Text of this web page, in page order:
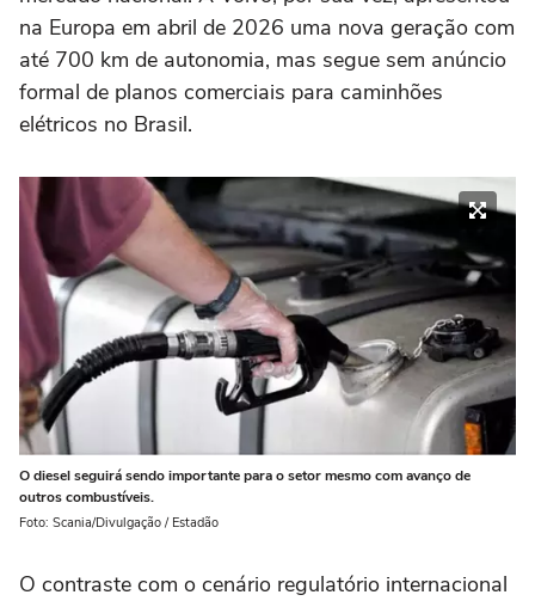
na Europa em abril de 2026 uma nova geração com
até 700 km de autonomia, mas segue sem anúncio
formal de planos comerciais para caminhões
elétricos no Brasil.
O diesel seguirá sendo importante para o setor mesmo com avanço de
outros combustíveis.
Foto: Scania/Divulgação / Estadão
O contraste com o cenário regulatório internacional